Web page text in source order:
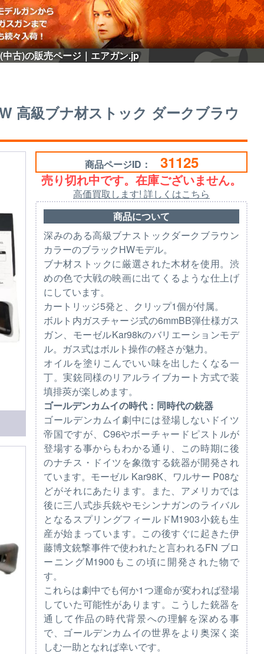
古)の販売ページ｜エアガン.jp
高級ブナ材ストック ダークブラウ
商品ページID： 31125
売り切れ中です。在庫ございません。
高価買取します! 詳しくはこちら
商品について
深みのある高級ブナストックダークブラウン
カラーのブラックHWモデル。
ブナ材ストックに厳選された木材を使用。渋
めの色で大戦の映画に出てくるような仕上げ
にしています。
カートリッジ5発と、クリップ1個が付属。
ボルト内ガスチャージ式の6mmBB弾仕様ガス
ガン、モーゼルKar98kのバリエーションモデ
ル。ガス式はボルト操作の軽さが魅力。
オイルを塗りこんでいい味を出したくなる一
丁。実銃同様のリアルライブカート方式で装
填排莢が楽しめます。
ゴールデンカムイの時代：同時代の銃器
ゴールデンカムイ劇中には登場しないドイツ
帝国ですが、C96やボーチャードピストルが
登場する事からもわかる通り、この時期に後
のナチス・ドイツを象徴する銃器が開発され
ています。モーゼル Kar98K、ワルサー P08な
どがそれにあたります。また、アメリカでは
後に三八式歩兵銃やモシンナガンのライバル
となるスプリングフィールドM1903小銃も生
産が始まっています。この後すぐに起きた伊
藤博文銃撃事件で使われたと言われるFN ブロ
ーニングM1900もこの頃に開発された物で
す。
これらは劇中でも何か1つ運命が変われば登場
していた可能性があります。こうした銃器を
通して作品の時代背景への理解を深める事
で、ゴールデンカムイの世界をより奥深く楽
しむ一助となれば幸いです。